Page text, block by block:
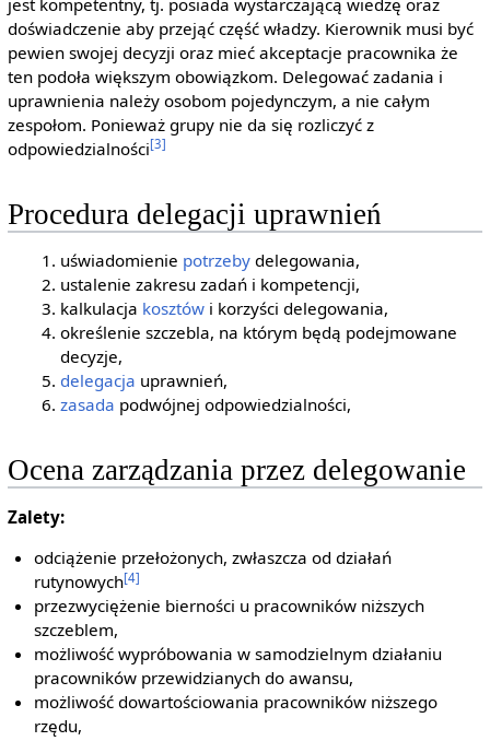
doświadczenie aby przejąć część władzy. Kierownik musi być
pewien swojej decyzji oraz mieć akceptacje pracownika że
ten podoła większym obowiązkom. Delegować zadania i
uprawnienia należy osobom pojedynczym, a nie całym
zespołom. Ponieważ grupy nie da się rozliczyć z
odpowiedzialności[3]
Procedura delegacji uprawnień
uświadomienie potrzeby delegowania,
ustalenie zakresu zadań i kompetencji,
kalkulacja kosztów i korzyści delegowania,
określenie szczebla, na którym będą podejmowane
decyzje,
delegacja uprawnień,
zasada podwójnej odpowiedzialności,
Ocena zarządzania przez delegowanie
Zalety:
odciążenie przełożonych, zwłaszcza od działań
rutynowych[4]
przezwyciężenie bierności u pracowników niższych
szczeblem,
możliwość wypróbowania w samodzielnym działaniu
pracowników przewidzianych do awansu,
możliwość dowartościowania pracowników niższego
rzędu,